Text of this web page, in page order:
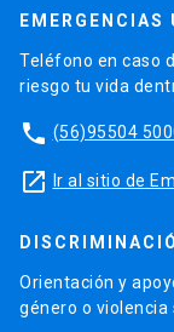
EMERGENCIAS
Teléfono en caso
riesgo tu vida
phone (56)95504
launch Ir al sitio de
Orientación y
género o violencia